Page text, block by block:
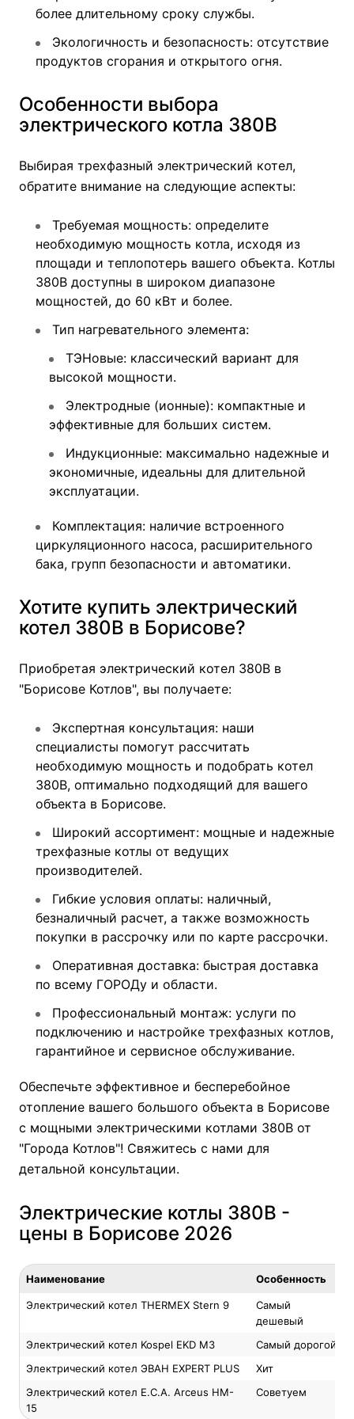
более длительному сроку службы.
Экологичность и безопасность: отсутствие
продуктов сгорания и открытого огня.
Особенности выбора
электрического котла 380В
Выбирая трехфазный электрический котел,
обратите внимание на следующие аспекты:
Требуемая мощность: определите
необходимую мощность котла, исходя из
площади и теплопотерь вашего объекта. Котлы
380В доступны в широком диапазоне
мощностей, до 60 кВт и более.
Тип нагревательного элемента:
ТЭНовые: классический вариант для
высокой мощности.
Электродные (ионные): компактные и
эффективные для больших систем.
Индукционные: максимально надежные и
экономичные, идеальны для длительной
эксплуатации.
Комплектация: наличие встроенного
циркуляционного насоса, расширительного
бака, групп безопасности и автоматики.
Хотите купить электрический
котел 380В в Борисове?
Приобретая электрический котел 380В в
"Борисове Котлов", вы получаете:
Экспертная консультация: наши
специалисты помогут рассчитать
необходимую мощность и подобрать котел
380В, оптимально подходящий для вашего
объекта в Борисове.
Широкий ассортимент: мощные и надежные
трехфазные котлы от ведущих
производителей.
Гибкие условия оплаты: наличный,
безналичный расчет, а также возможность
покупки в рассрочку или по карте рассрочки.
Оперативная доставка: быстрая доставка
по всему ГОРОДу и области.
Профессиональный монтаж: услуги по
подключению и настройке трехфазных котлов,
гарантийное и сервисное обслуживание.
Обеспечьте эффективное и бесперебойное
отопление вашего большого объекта в Борисове
с мощными электрическими котлами 380В от
"Города Котлов"! Свяжитесь с нами для
детальной консультации.
Электрические котлы 380В -
цены в Борисове 2026
Наименование Особенность
Электрический котел THERMEX Stern 9
Самый
дешевый
Электрический котел Kospel EKD M3 Самый дорогой
Электрический котел ЭВАН EXPERT PLUS
Хит
Электрический котел E.C.A. Arceus HM-
15
Советуем